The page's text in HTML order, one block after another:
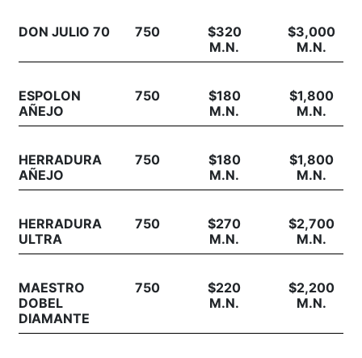
DON JULIO 70 750
$320
M.N.
$3,000
M.N.
ESPOLON
AÑEJO
750
$180
M.N.
$1,800
M.N.
HERRADURA
AÑEJO
750
$180
M.N.
$1,800
M.N.
HERRADURA
ULTRA
750
$270
M.N.
$2,700
M.N.
MAESTRO
DOBEL
DIAMANTE
750
$220
M.N.
$2,200
M.N.